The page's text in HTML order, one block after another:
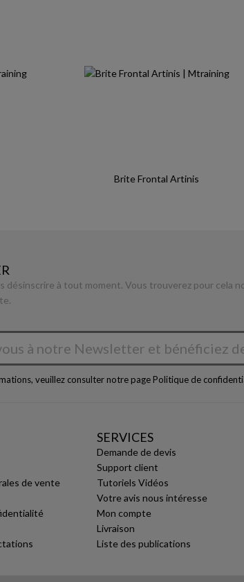
Brite Frontal Artinis
désinscrire à tout moment. Vous trouverez pour cela
veuillez consulter notre page Politique de
de vente
SERVICES
Demande de devis
Support client
Tutoriels Vidéos
Votre avis nous intéresse
Mon compte
Livraison
Liste des publications